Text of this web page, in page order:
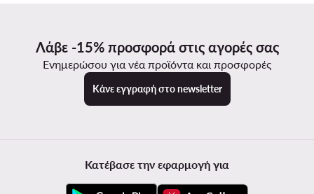
Λάβε -15% προσφορά στις αγορές σας
Ενημερώσου για νέα προϊόντα και προσφορές
Κάνε εγγραφή στο newsletter
Κατέβασε την εφαρμογή για